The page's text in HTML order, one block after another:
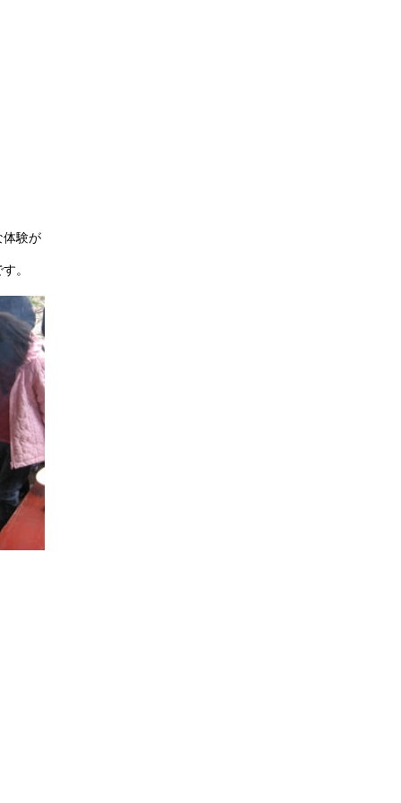
体験が
。